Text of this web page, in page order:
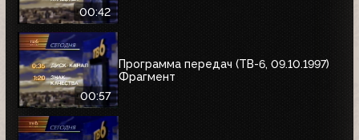
00:42
00:57
Программа передач (ТВ-6, 09.10.1997)
Фрагмент